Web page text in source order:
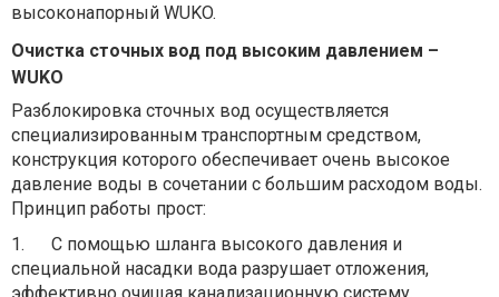
высоконапорный WUKO.
Очистка сточных вод под высоким давлением –
WUKO
Разблокировка сточных вод осуществляется
специализированным транспортным средством,
конструкция которого обеспечивает очень высокое
давление воды в сочетании с большим расходом воды.
Принцип работы прост:
1.
С помощью шланга высокого давления и
специальной насадки вода разрушает отложения,